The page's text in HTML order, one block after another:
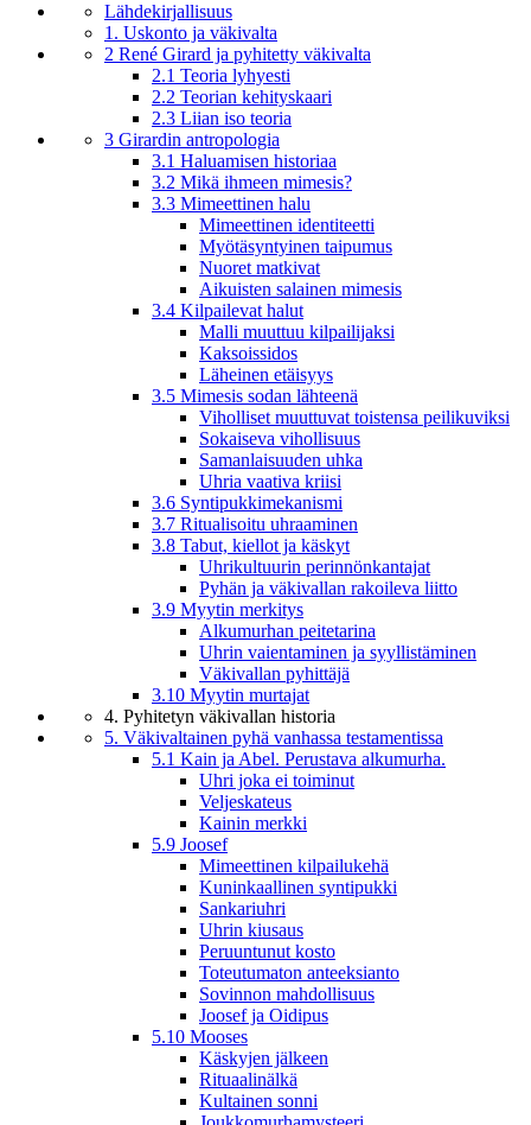
Lähdekirjallisuus
1. Uskonto ja väkivalta
2 René Girard ja pyhitetty väkivalta
2.1 Teoria lyhyesti
2.2 Teorian kehityskaari
2.3 Liian iso teoria
3 Girardin antropologia
3.1 Haluamisen historiaa
3.2 Mikä ihmeen mimesis?
3.3 Mimeettinen halu
Mimeettinen identiteetti
Myötäsyntyinen taipumus
Nuoret matkivat
Aikuisten salainen mimesis
3.4 Kilpailevat halut
Malli muuttuu kilpailijaksi
Kaksoissidos
Läheinen etäisyys
3.5 Mimesis sodan lähteenä
Viholliset muuttuvat toistensa peilikuviksi
Sokaiseva vihollisuus
Samanlaisuuden uhka
Uhria vaativa kriisi
3.6 Syntipukkimekanismi
3.7 Ritualisoitu uhraaminen
3.8 Tabut, kiellot ja käskyt
Uhrikultuurin perinnönkantajat
Pyhän ja väkivallan rakoileva liitto
3.9 Myytin merkitys
Alkumurhan peitetarina
Uhrin vaientaminen ja syyllistäminen
Väkivallan pyhittäjä
3.10 Myytin murtajat
4. Pyhitetyn väkivallan historia
5. Väkivaltainen pyhä vanhassa testamentissa
5.1 Kain ja Abel. Perustava alkumurha.
Uhri joka ei toiminut
Veljeskateus
Kainin merkki
5.9 Joosef
Mimeettinen kilpailukehä
Kuninkaallinen syntipukki
Sankariuhri
Uhrin kiusaus
Peruuntunut kosto
Toteutumaton anteeksianto
Sovinnon mahdollisuus
Joosef ja Oidipus
5.10 Mooses
Käskyjen jälkeen
Rituaalinälkä
Kultainen sonni